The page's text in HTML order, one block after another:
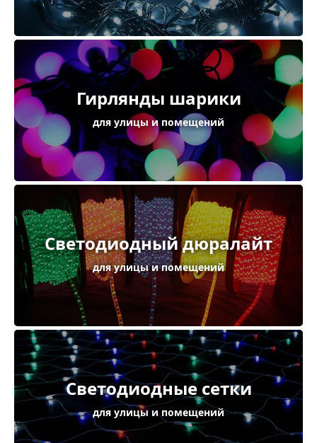
Гирлянды шарики
для улицы и помещений
Светодиодный дюралайт
для улицы и помещений
Светодиодные сетки
для улицы и помещений